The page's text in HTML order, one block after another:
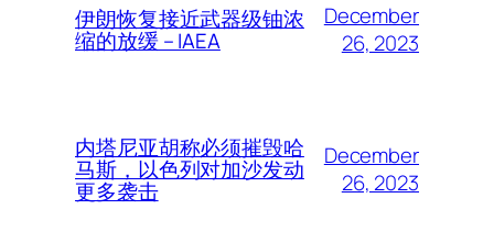
伊朗恢复接近武器级铀浓
缩的放缓 – IAEA
December
26, 2023
内塔尼亚胡称必须摧毁哈
马斯，以色列对加沙发动
更多袭击
December
26, 2023